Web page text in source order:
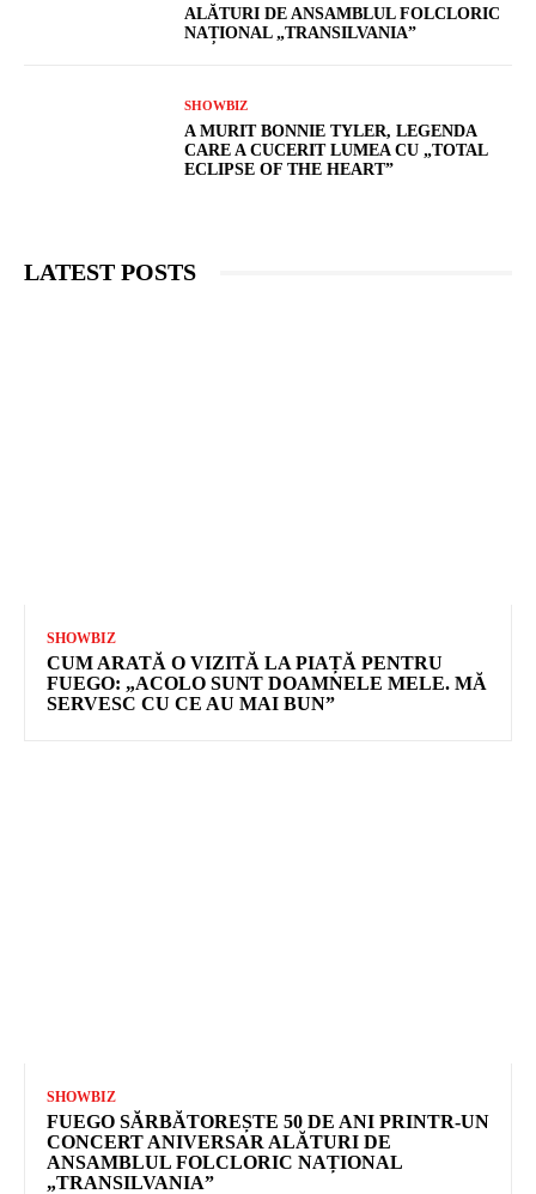
ALĂTURI DE ANSAMBLUL FOLCLORIC
NAȚIONAL „TRANSILVANIA”
SHOWBIZ
A MURIT BONNIE TYLER, LEGENDA
CARE A CUCERIT LUMEA CU „TOTAL
ECLIPSE OF THE HEART”
LATEST POSTS
SHOWBIZ
CUM ARATĂ O VIZITĂ LA PIAȚĂ PENTRU
FUEGO: „ACOLO SUNT DOAMNELE MELE. MĂ
SERVESC CU CE AU MAI BUN”
SHOWBIZ
FUEGO SĂRBĂTOREȘTE 50 DE ANI PRINTR-UN
CONCERT ANIVERSAR ALĂTURI DE
ANSAMBLUL FOLCLORIC NAȚIONAL
„TRANSILVANIA”